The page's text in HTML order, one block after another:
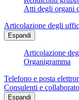
Atti degli organi
Articolazione degli
Espandi
Articolazione
Organigramma
Telefono e posta
Consulenti e
Espandi